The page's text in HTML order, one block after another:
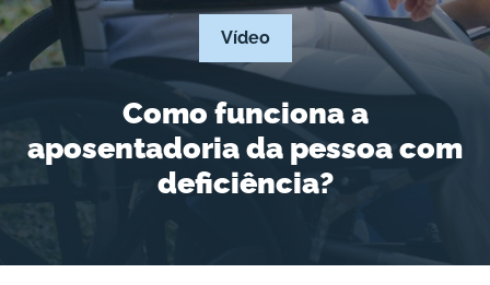
Vídeo
Como funciona a
aposentadoria da pessoa com
deficiência?